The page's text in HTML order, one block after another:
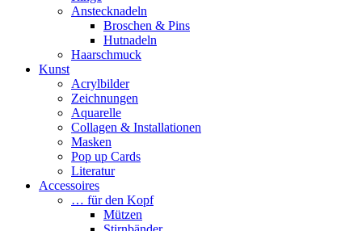
Anstecknadeln
Broschen & Pins
Hutnadeln
Haarschmuck
Kunst
Acrylbilder
Zeichnungen
Aquarelle
Collagen & Installationen
Masken
Pop up Cards
Literatur
Accessoires
… für den Kopf
Mützen